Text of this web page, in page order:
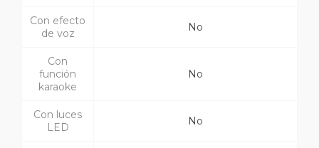
Con efecto
de voz
No
Con
función
karaoke
No
Con luces
LED
No